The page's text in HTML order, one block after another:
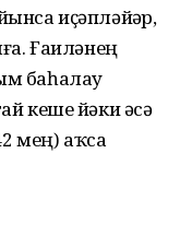
иҫәпләйҙәр,
Ғаиләнең
баһалау
кеше йәки әсә
мең) аҡса